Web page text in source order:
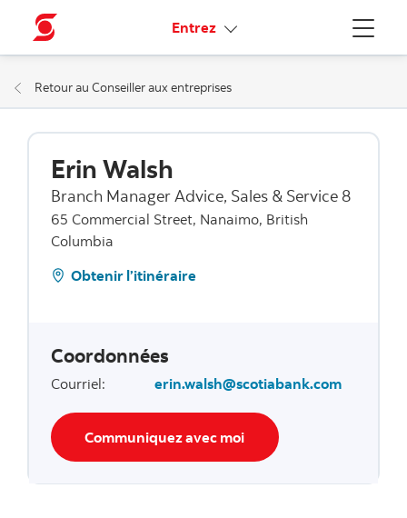
Menu
Entrez Liens connexes
Retour au Conseiller aux entreprises
Erin Walsh
Branch Manager Advice, Sales & Service 8
65 Commercial Street, Nanaimo, British
Columbia
Obtenir l’itinéraire
Coordonnées
Courriel: erin.walsh@scotiabank.com
Communiquez avec moi